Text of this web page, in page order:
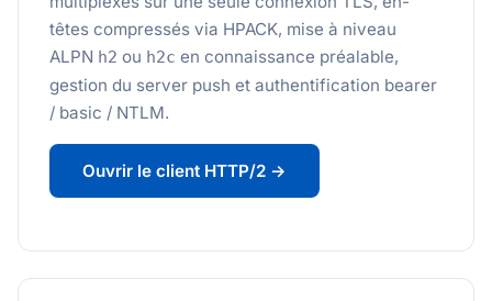
têtes compressés via HPACK, mise à niveau
ALPN h2 ou h2c en connaissance préalable,
gestion du server push et authentification bearer
/ basic / NTLM.
Ouvrir le client HTTP/2 →